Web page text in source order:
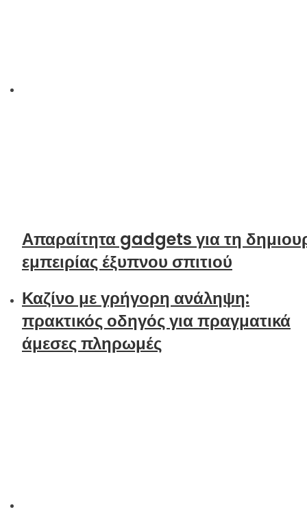
Απαραίτητα gadgets για τη
εμπειρίας έξυπνου σπιτιού
Καζίνο με γρήγορη ανάληψη:
πρακτικός οδηγός για πραγματικά
άμεσες πληρωμές